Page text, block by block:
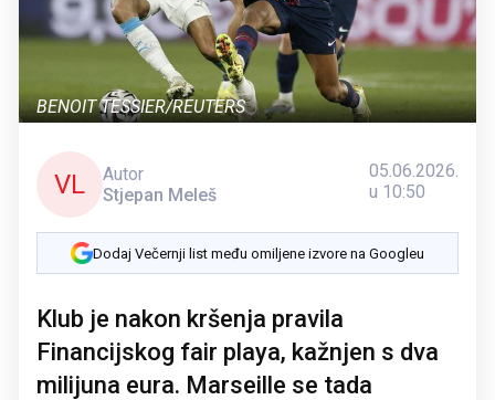
BENOIT TESSIER/REUTERS
VL
Autor
Stjepan Meleš
05.06.2026.
u 10:50
Dodaj Večernji list među omiljene izvore na Googleu
Klub je nakon kršenja pravila
Financijskog fair playa, kažnjen s dva
milijuna eura. Marseille se tada